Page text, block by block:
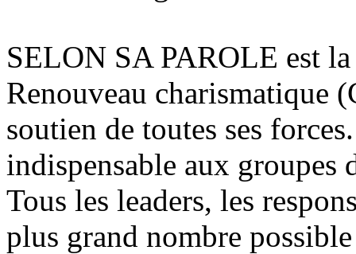
SELON SA PAROLE est
Renouveau charismatique
soutien de toutes ses
indispensable aux groupes
Tous les leaders, les
plus grand nombre